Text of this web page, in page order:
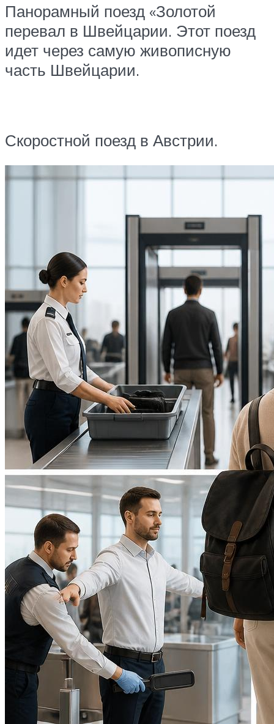
Панорамный поезд «Золотой
перевал в Швейцарии. Этот поезд
идет через самую живописную
часть Швейцарии.
Скоростной поезд в Австрии.